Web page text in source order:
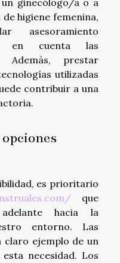
higiene femenina,
asesoramiento
en cuenta las
Además, prestar
utilizadas
contribuir a una
es prioritario
que
hacia la
entorno. Las
claro ejemplo de un
necesidad. Los